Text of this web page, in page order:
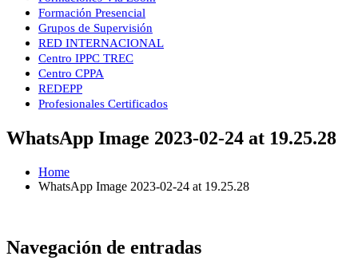
Formación Presencial
Grupos de Supervisión
RED INTERNACIONAL
Centro IPPC TREC
Centro CPPA
REDEPP
Profesionales Certificados
WhatsApp Image 2023-02-24 at 19.25.28
Home
WhatsApp Image 2023-02-24 at 19.25.28
Navegación de entradas